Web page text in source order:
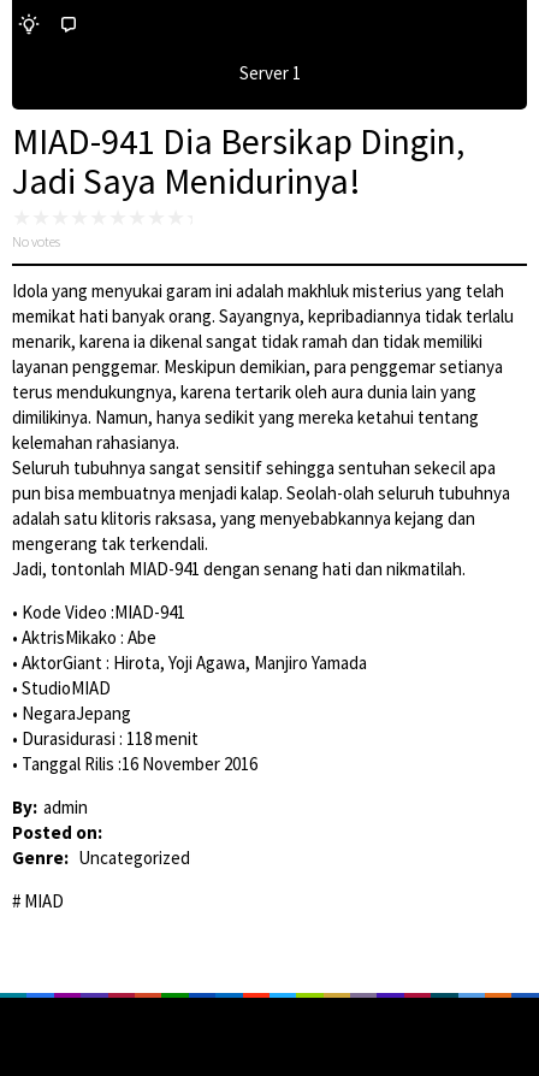
Server 1
MIAD-941 Dia Bersikap Dingin,
Jadi Saya Menidurinya!
No votes
Idola yang menyukai garam ini adalah makhluk misterius yang telah
memikat hati banyak orang. Sayangnya, kepribadiannya tidak terlalu
menarik, karena ia dikenal sangat tidak ramah dan tidak memiliki
layanan penggemar. Meskipun demikian, para penggemar setianya
terus mendukungnya, karena tertarik oleh aura dunia lain yang
dimilikinya. Namun, hanya sedikit yang mereka ketahui tentang
kelemahan rahasianya.
Seluruh tubuhnya sangat sensitif sehingga sentuhan sekecil apa
pun bisa membuatnya menjadi kalap. Seolah-olah seluruh tubuhnya
adalah satu klitoris raksasa, yang menyebabkannya kejang dan
mengerang tak terkendali.
Jadi, tontonlah MIAD-941 dengan senang hati dan nikmatilah.
• Kode Video :MIAD-941
• AktrisMikako : Abe
• AktorGiant : Hirota, Yoji Agawa, Manjiro Yamada
• StudioMIAD
• NegaraJepang
• Durasidurasi : 118 menit
• Tanggal Rilis :16 November 2016
By: admin
Posted on:
Genre: Uncategorized
MIAD